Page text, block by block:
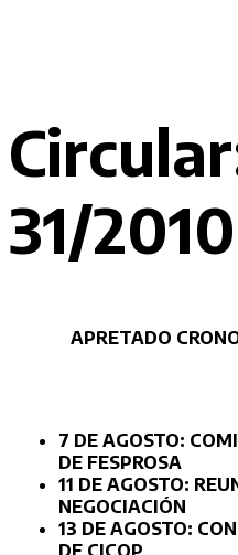
31/2010
APRETADO
7 DE AGOSTO:
DE FESPROSA
11 DE AGOSTO:
NEGOCIACIÓN
13 DE AGOSTO: